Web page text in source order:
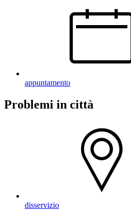
appuntamento
Problemi in città
disservizio